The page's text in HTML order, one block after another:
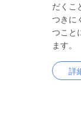
だくこ
つきに
つこと
ます。
詳